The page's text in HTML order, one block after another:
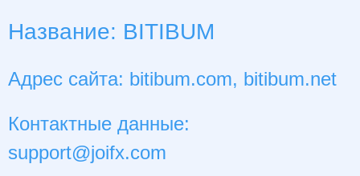
Название: BITIBUM
Адрес сайта: bitibum.com, bitibum.net
Контактные данные:
support@joifx.com